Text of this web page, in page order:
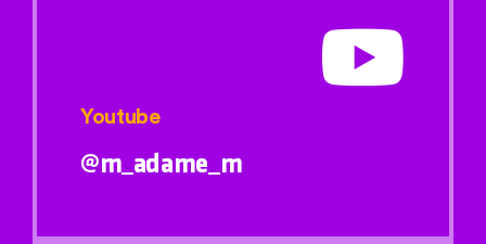
Youtube
@m_adame_m